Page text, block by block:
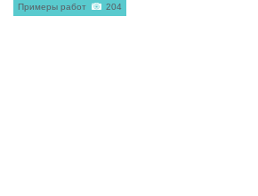
Примеры работ 204